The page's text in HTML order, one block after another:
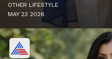
OTHER LIFESTYLE
MAY 23 2026